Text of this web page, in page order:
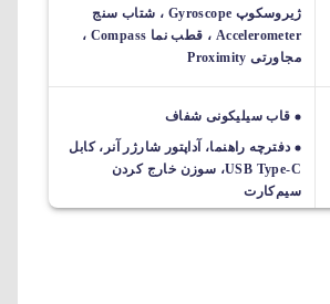
ژیروسکوپ Gyroscope ، شتاب سنج
Accelerometer ، قطب نما Compass ،
مجاورتی Proximity
قاب سیلیکونی شفاف
دفترچه‌ راهنما، آداپتور شارژر آنر، کابل
USB Type-C، سوزن خارج کردن
سیم‌کارت